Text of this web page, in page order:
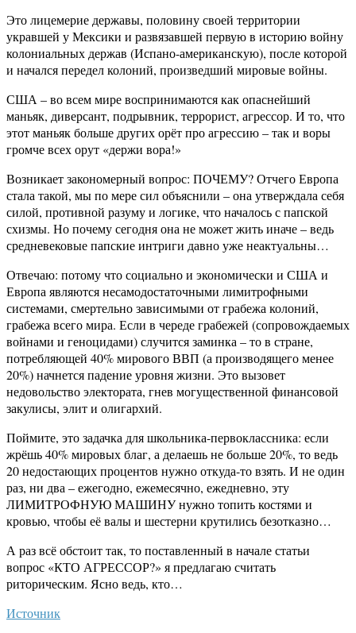
Это лицемерие державы, половину своей территории
укравшей у Мексики и развязавшей первую в историю войну
колониальных держав (Испано-американскую), после которой
и начался передел колоний, произведший мировые войны.
США – во всем мире воспринимаются как опаснейший
маньяк, диверсант, подрывник, террорист, агрессор. И то, что
этот маньяк больше других орёт про агрессию – так и воры
громче всех орут «держи вора!»
Возникает закономерный вопрос: ПОЧЕМУ? Отчего Европа
стала такой, мы по мере сил объяснили – она утверждала себя
силой, противной разуму и логике, что началось с папской
схизмы. Но почему сегодня она не может жить иначе – ведь
средневековые папские интриги давно уже неактуальны…
Отвечаю: потому что социально и экономически и США и
Европа являются несамодостаточными лимитрофными
системами, смертельно зависимыми от грабежа колоний,
грабежа всего мира. Если в череде грабежей (сопровождаемых
войнами и геноцидами) случится заминка – то в стране,
потребляющей 40% мирового ВВП (а производящего менее
20%) начнется падение уровня жизни. Это вызовет
недовольство электората, гнев могущественной финансовой
закулисы, элит и олигархий.
Поймите, это задачка для школьника-первоклассника: если
жрёшь 40% мировых благ, а делаешь не больше 20%, то ведь
20 недостающих процентов нужно откуда-то взять. И не один
раз, ни два – ежегодно, ежемесячно, ежедневно, эту
ЛИМИТРОФНУЮ МАШИНУ нужно топить костями и
кровью, чтобы её валы и шестерни крутились безотказно…
А раз всё обстоит так, то поставленный в начале статьи
вопрос «КТО АГРЕССОР?» я предлагаю считать
риторическим. Ясно ведь, кто…
Источник